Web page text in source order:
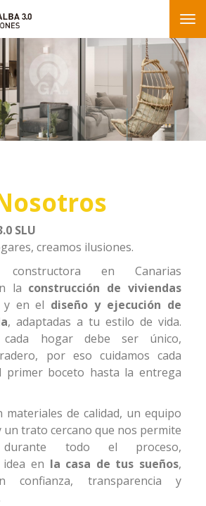
SLU
creamos ilusiones.
en Canarias
la construcción de viviendas
y en el diseño y ejecución de
, adaptadas a tu estilo de vida.
cada hogar debe ser único,
por eso cuidamos cada
primer boceto hasta la entrega
materiales de calidad, un equipo
trato cercano que nos permite
durante todo el proceso,
en la casa de tus sueños,
confianza, transparencia y